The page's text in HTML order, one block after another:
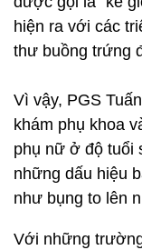
hiện ra với các
thư buồng trứng
Vì vậy, PGS
khám phụ khoa
phụ nữ ở độ tuổi
những dấu hiệu
như bụng to lên
Với những